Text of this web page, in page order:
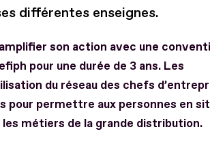
différentes enseignes.
amplifier son action avec une
pour une durée de 3 ans. Les
du réseau des chefs
pour permettre aux personnes en
métiers de la grande distribution.